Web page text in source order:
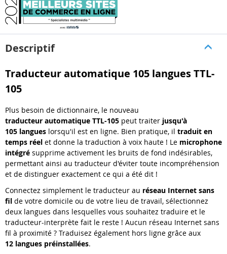
Descriptif
Traducteur automatique 105 langues TTL-
105
Plus besoin de dictionnaire, le nouveau
traducteur automatique TTL-105 peut traiter jusqu'à
105 langues lorsqu'il est en ligne. Bien pratique, il traduit en
temps réel et donne la traduction à voix haute ! Le microphone
intégré supprime activement les bruits de fond indésirables,
permettant ainsi au traducteur d'éviter toute incompréhension
et de distinguer exactement ce qui a été dit !
Connectez simplement le traducteur au réseau Internet sans
fil de votre domicile ou de votre lieu de travail, sélectionnez
deux langues dans lesquelles vous souhaitez traduire et le
traducteur-interprète fait le reste ! Aucun réseau Internet sans
fil à proximité ? Traduisez également hors ligne grâce aux
12 langues préinstallées.